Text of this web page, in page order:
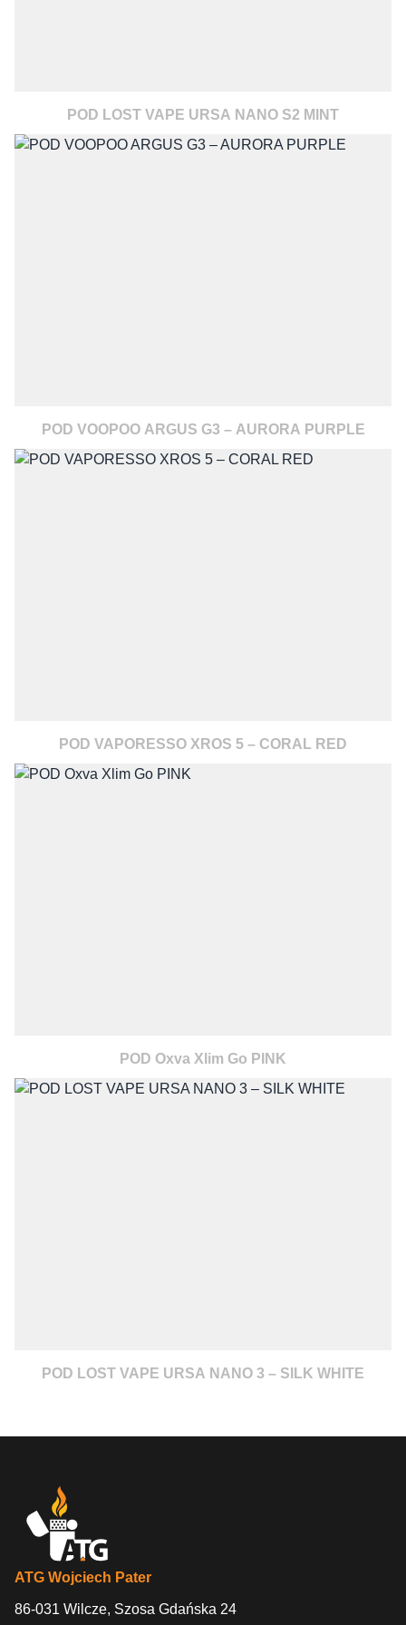
POD LOST VAPE URSA NANO S2 MINT
POD VOOPOO ARGUS G3 – AURORA PURPLE
POD VAPORESSO XROS 5 – CORAL RED
POD Oxva Xlim Go PINK
POD LOST VAPE URSA NANO 3 – SILK WHITE
ATG Wojciech Pater
86-031 Wilcze, Szosa Gdańska 24